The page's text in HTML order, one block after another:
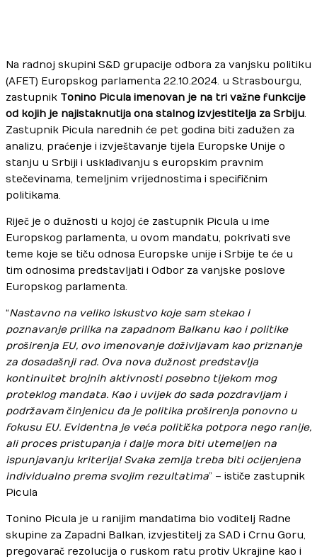
Na radnoj skupini S&D grupacije odbora za vanjsku politiku
(AFET) Europskog parlamenta 22.10.2024. u Strasbourgu,
zastupnik Tonino Picula imenovan je na tri važne funkcije
od kojih je najistaknutija ona stalnog izvjestitelja za Srbiju.
Zastupnik Picula narednih će pet godina biti zadužen za
analizu, praćenje i izvještavanje tijela Europske Unije o
stanju u Srbiji i usklađivanju s europskim pravnim
stečevinama, temeljnim vrijednostima i specifičnim
politikama.
Riječ je o dužnosti u kojoj će zastupnik Picula u ime
Europskog parlamenta, u ovom mandatu, pokrivati sve
teme koje se tiču odnosa Europske unije i Srbije te će u
tim odnosima predstavljati i Odbor za vanjske poslove
Europskog parlamenta.
“Nastavno na veliko iskustvo koje sam stekao i
poznavanje prilika na zapadnom Balkanu kao i politike
proširenja EU, ovo imenovanje doživljavam kao priznanje
za dosadašnji rad. Ova nova dužnost predstavlja
kontinuitet brojnih aktivnosti posebno tijekom mog
proteklog mandata. Kao i uvijek do sada pozdravljam i
podržavam činjenicu da je politika proširenja ponovno u
fokusu EU. Evidentna je veća politička potpora nego ranije,
ali proces pristupanja i dalje mora biti utemeljen na
ispunjavanju kriterija! Svaka zemlja treba biti ocijenjena
individualno prema svojim rezultatima” – ističe zastupnik
Picula
Tonino Picula je u ranijim mandatima bio voditelj Radne
skupine za Zapadni Balkan, izvjestitelj za SAD i Crnu Goru,
pregovarač rezolucija o ruskom ratu protiv Ukrajine kao i